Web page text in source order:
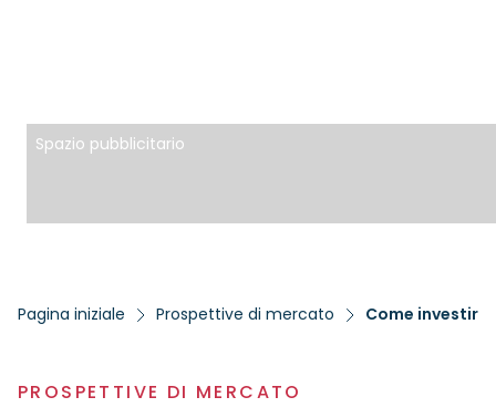
Spazio pubblicitario
Pagina iniziale Prospettive di mercato Come investire
PROSPETTIVE DI MERCATO